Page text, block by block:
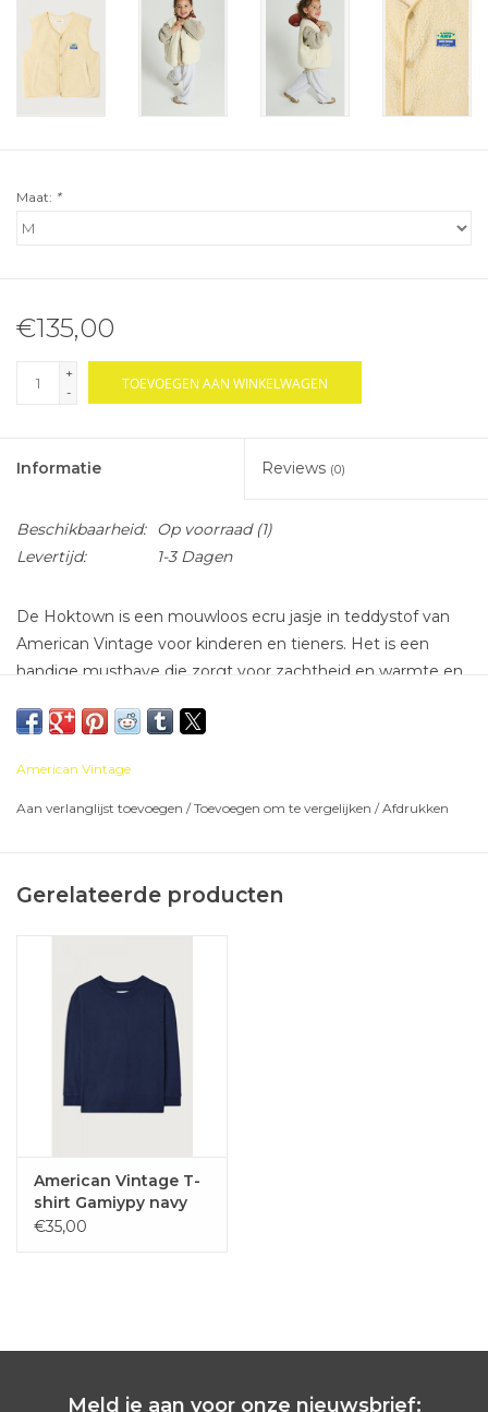
Maat: *
€135,00
+
-
TOEVOEGEN AAN WINKELWAGEN
Informatie Reviews (0)
Beschikbaarheid: Op voorraad(1)
Levertijd:
1-3 Dagen
De Hoktown is een mouwloos ecru jasje in teddystof van
American Vintage voor kinderen en tieners. Het is een
handige musthave die zorgt voor zachtheid en warmte en
je het als jasje over een sweater en in de winter als extra
American Vintage
Aan verlanglijst toevoegen /Toevoegen om te vergelijken /Afdrukken
Gerelateerde producten
American Vintage T-
shirt Gamiypy navy
vintage lange mouw
€35,00
Meld je aan voor onze nieuwsbrief: